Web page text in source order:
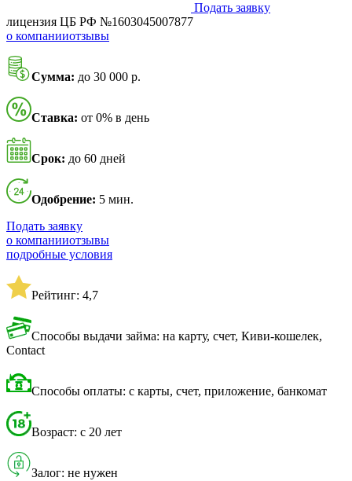
Подать заявку
лицензия ЦБ РФ №1603045007877
о компанииотзывы
Сумма: до 30 000 р.
Ставка: от 0% в день
Срок: до 60 дней
Одобрение: 5 мин.
Подать заявку
о компанииотзывы
подробные условия
Рейтинг: 4,7
Способы выдачи займа: на карту, счет, Киви-кошелек,
Contact
Способы оплаты: с карты, счет, приложение, банкомат
Возраст: с 20 лет
Залог: не нужен